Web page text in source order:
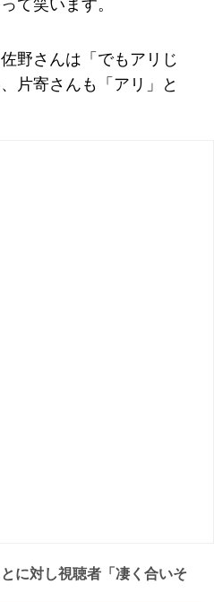
て笑います。
野さんは「でもアリじ
片寄さんも「アリ」と
に対し視聴者「凄く合いそ